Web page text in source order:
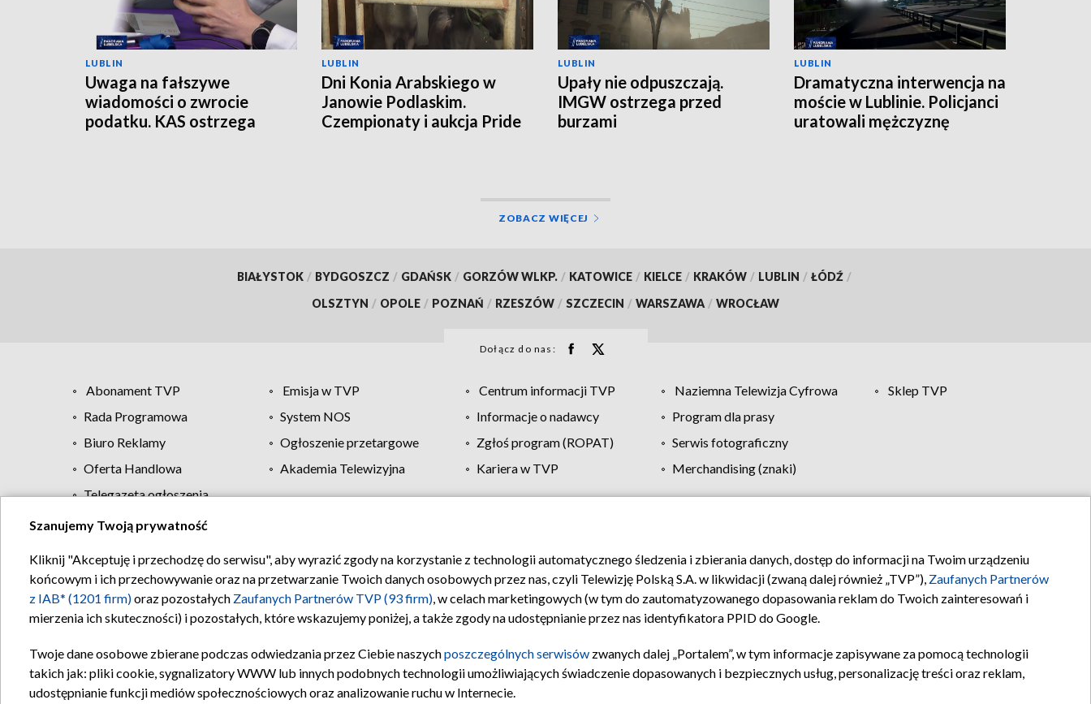
LUBLIN
Uwaga na fałszywe
wiadomości o zwrocie
podatku. KAS ostrzega
LUBLIN
Dni Konia Arabskiego w
Janowie Podlaskim.
Czempionaty i aukcja Pride
LUBLIN
Upały nie odpuszczają.
IMGW ostrzega przed
burzami
LUBLIN
Dramatyczna interwencja na
moście w Lublinie. Policjanci
uratowali mężczyznę
ZOBACZ WIĘCEJ
BIAŁYSTOK / BYDGOSZCZ / GDAŃSK / GORZÓW WLKP. / KATOWICE / KIELCE / KRAKÓW / LUBLIN / ŁÓDŹ /
OLSZTYN / OPOLE / POZNAŃ / RZESZÓW / SZCZECIN / WARSZAWA / WROCŁAW
Dołącz do nas:
Abonament TVP Emisja w TVP Centrum informacji TVP Naziemna Telewizja Cyfrowa
Sklep TVP
Rada Programowa
System NOS Informacje o nadawcy
Program dla prasy
Biuro Reklamy
Ogłoszenie przetargowe Zgłoś program (ROPAT)
Serwis fotograficzny
Oferta Handlowa
Akademia Telewizyjna Kariera w TVP
Merchandising (znaki)
Telegazeta ogłoszenia
Regulamin TVP Polityka prywatności Moje zgody Pomoc Biuro reklamy Kontakt
Szanujemy Twoją prywatność
Kliknij "Akceptuję i przechodzę do serwisu", aby wyrazić zgody na korzystanie z technologii automatycznego śledzenia i zbierania danych, dostęp do informacji na Twoim urządzeniu
końcowym i ich przechowywanie oraz na przetwarzanie Twoich danych osobowych przez nas, czyli Telewizję Polską S.A. w likwidacji (zwaną dalej również „TVP”), Zaufanych Partnerów
z IAB* (1201 firm)oraz pozostałych Zaufanych Partnerów TVP (93 firm), w celach marketingowych (w tym do zautomatyzowanego dopasowania reklam do Twoich zainteresowań i
mierzenia ich skuteczności) i pozostałych, które wskazujemy poniżej, a także zgody na udostępnianie przez nas identyfikatora PPID do Google.
Twoje dane osobowe zbierane podczas odwiedzania przez Ciebie naszychposzczególnych serwisów zwanych dalej „Portalem”, w tym informacje zapisywane za pomocą technologii
takich jak: pliki cookie, sygnalizatory WWW lub innych podobnych technologii umożliwiających świadczenie dopasowanych i bezpiecznych usług, personalizację treści oraz reklam,
udostępnianie funkcji mediów społecznościowych oraz analizowanie ruchu w Internecie.